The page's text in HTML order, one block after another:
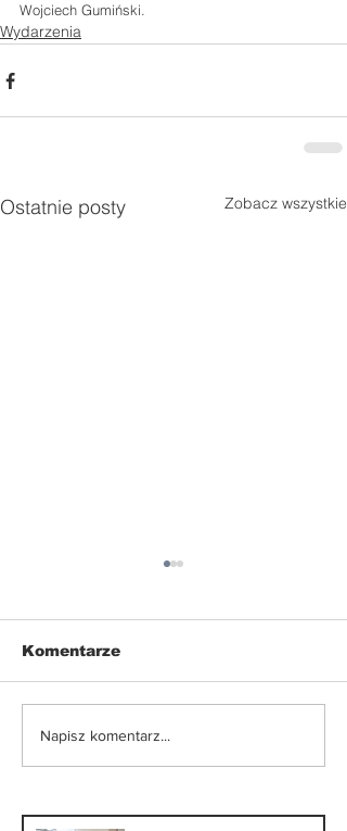
Wojciech Gumiński.
Wydarzenia
Ostatnie posty Zobacz wszystkie
Wilanów świętuje:
Tradycja i
Komentarze
Napisz komentarz...